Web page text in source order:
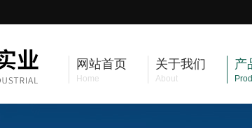
网站首页
Home
关于我们
About
产